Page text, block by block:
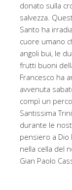
donato sulla
salvezza.
Santo ha
cuore umano
angoli bui, le
frutti buoni
Francesco ha
avvenuta
compì un
Santissima
durante le
pensiero a Dio
nella cella del
Gian Paolo